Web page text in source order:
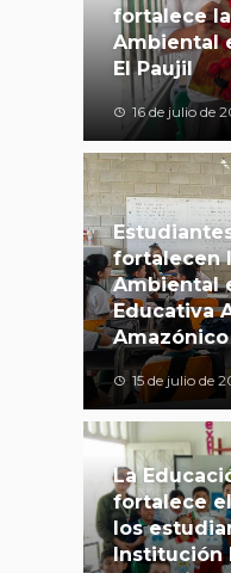
fortalece
Ambiental
El Paujil
16 de julio de
fortalecen
Ambiental
Educativa
15 de julio de
La
fortalece
los
Institución